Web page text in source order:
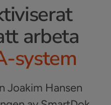
arbeta
system
Joakim Hansen